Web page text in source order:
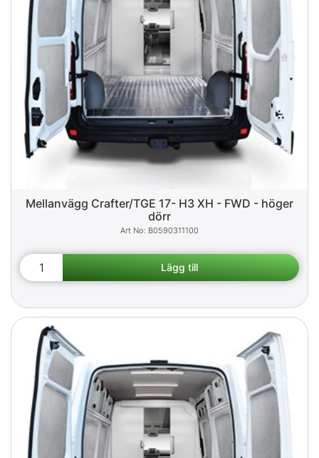
Mellanvägg Crafter/TGE 17- H3 XH - FWD - höger
dörr
B0590311100